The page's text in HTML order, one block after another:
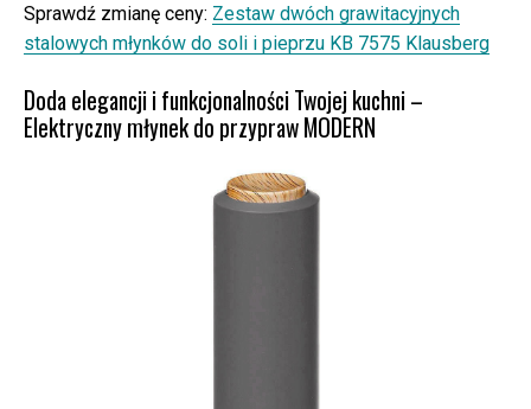
Sprawdź zmianę ceny: Zestaw dwóch grawitacyjnych
stalowych młynków do soli i pieprzu KB 7575 Klausberg
Doda elegancji i funkcjonalności Twojej kuchni –
Elektryczny młynek do przypraw MODERN